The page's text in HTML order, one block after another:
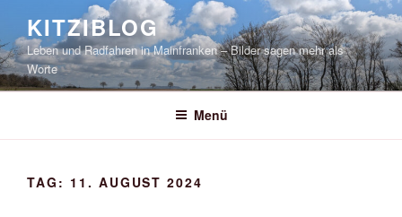
springen
KITZIBLOG
Leben und Radfahren in Mainfranken – Bilder sagen mehr als
Worte
Menü
TAG: 11. AUGUST 2024